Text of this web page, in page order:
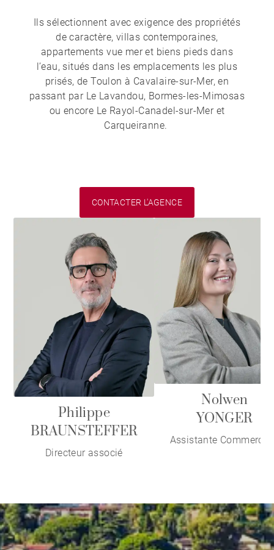
Ils sélectionnent avec exigence des propriétés
de caractère, villas contemporaines,
appartements vue mer et biens pieds dans
l’eau, situés dans les emplacements les plus
prisés, de Toulon à Cavalaire-sur-Mer, en
passant par Le Lavandou, Bormes-les-Mimosas
ou encore Le Rayol-Canadel-sur-Mer et
Carqueiranne.
CONTACTER L'AGENCE
Philippe
BRAUNSTEFFER
Directeur associé
Nolwen
YONGER
Assistante